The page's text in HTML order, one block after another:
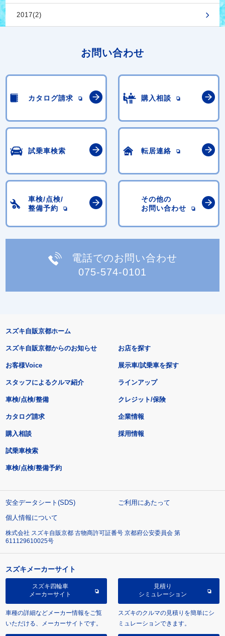
2017(2)
お問い合わせ
カタログ請求 購入相談
試乗車検索 転居連絡
車検/点検/
整備予約
その他の
お問い合わせ
電話でのお問い合わせ
075-574-0101
スズキ自販京都ホーム
スズキ自販京都からのお知らせ
お客様Voice
スタッフによるクルマ紹介
お店を探す
展示車/試乗車を探す
ラインアップ
車検/点検/整備 クレジット/保険
カタログ請求
購入相談
試乗車検索
車検/点検/整備予約
企業情報
採用情報
安全データシート(SDS)
ご利用にあたって
個人情報について
株式会社 スズキ自販京都 古物商許可証番号 京都府公安委員会 第
611129610025号
スズキメーカーサイト
スズキ四輪車
メーカーサイト
車種の詳細などメーカー情報をご覧
いただける、メーカーサイトです。
見積り
シミュレーション
スズキのクルマの見積りを簡単にシ
ミュレーションできます。